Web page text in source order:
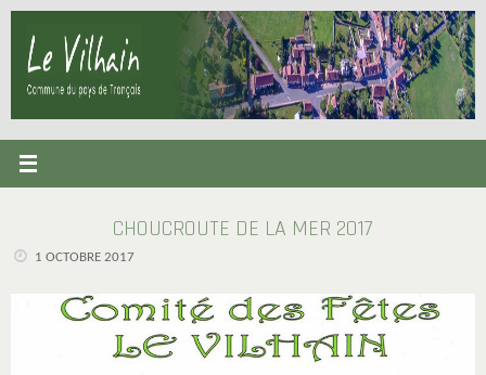
Passer
contenu
CHOUCROUTE DE LA MER 2017
1 OCTOBRE 2017